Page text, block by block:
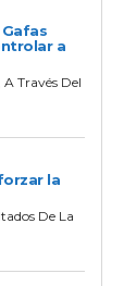
a
Través Del
la
De La